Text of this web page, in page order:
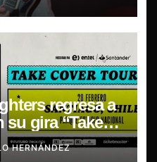
regresa a
su gira “Take
HERNÁNDEZ